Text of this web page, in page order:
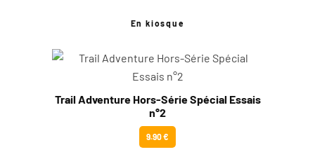
En kiosque
Trail Adventure Hors-Série Spécial Essais
n°2
9.90 €